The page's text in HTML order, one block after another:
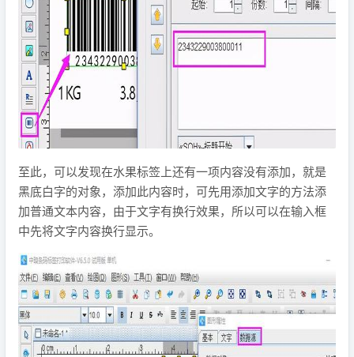
至此，可以发现在水果标签上还有一项内容没有添加，就是
黑底白字的对象，添加此内容时，可先用添加文字的方法添
加普通文本内容，由于文字有换行效果，所以可以在输入框
中先将文字内容换行显示。